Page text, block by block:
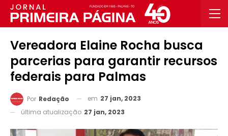
Vereadora Elaine Rocha busca
parcerias para garantir recursos
federais para Palmas
Por Redação em 27 jan, 2023
última atualização 27 jan, 2023